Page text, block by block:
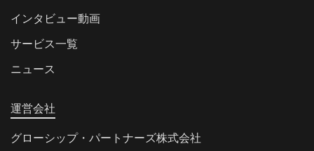
インタビュー動画
サービス一覧
ニュース
運営会社
グローシップ・パートナーズ株式会社